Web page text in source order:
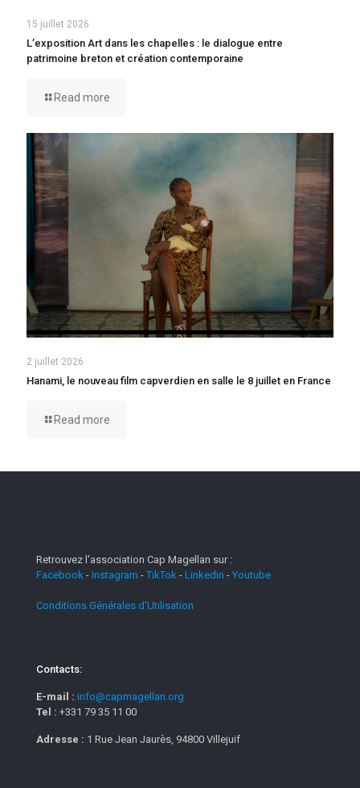
15 juillet 2026
L’exposition Art dans les chapelles : le dialogue entre
patrimoine breton et création contemporaine
Read more
2 juillet 2026
Hanami, le nouveau film capverdien en salle le 8 juillet en France
Read more
Retrouvez l'association Cap Magellan sur :
Facebook - Instagram -TikTok - Linkedin - Youtube
Conditions Générales d'Utilisation
Contacts:
E-mail : info@capmagellan.org
Tel : +331 79 35 11 00
Adresse : 1 Rue Jean Jaurès, 94800 Villejuif